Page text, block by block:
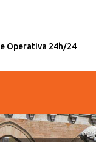
Operativa 24h/24